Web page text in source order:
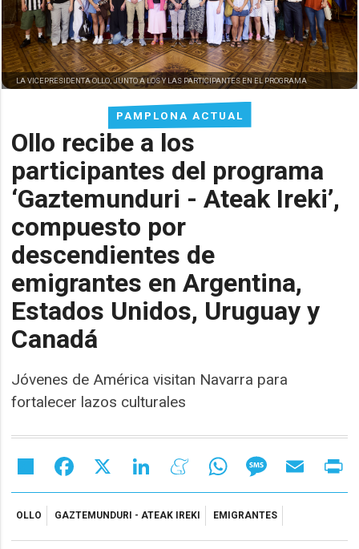
PAMPLONA ACTUAL
Ollo recibe a los
participantes del programa
‘Gaztemunduri - Ateak Ireki’,
compuesto por
descendientes de
emigrantes en Argentina,
Estados Unidos, Uruguay y
Canadá
Jóvenes de América visitan Navarra para
fortalecer lazos culturales
LA VICEPRESIDENTA OLLO, JUNTO A LOS Y LAS PARTICIPANTES EN EL PROGRAMA
Share Facebook LinkedIn MeneameWhatsAppMessageEmail
OLLO GAZTEMUNDURI - ATEAK IREKI EMIGRANTES